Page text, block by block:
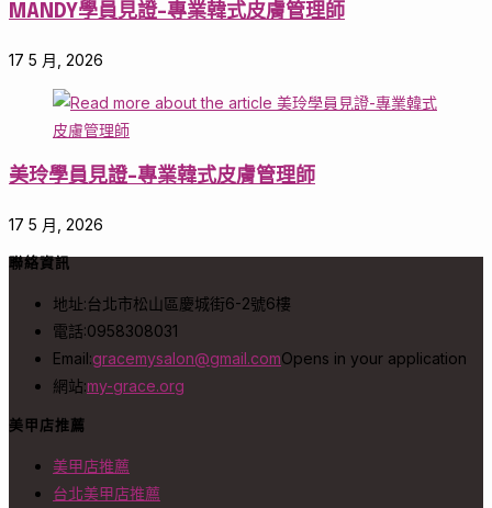
MANDY學員見證-專業韓式皮膚管理師
17 5 月, 2026
美玲學員見證-專業韓式皮膚管理師
17 5 月, 2026
聯絡資訊
地址:台北市松山區慶城街6-2號6樓
電話:0958308031
Email:gracemysalon@gmail.comOpens in your application
網站:my-grace.org
美甲店推薦
美甲店推薦
台北美甲店推薦